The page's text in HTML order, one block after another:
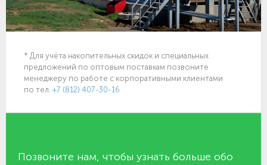
* Для учёта накопительных скидок и специальных
предложений по оптовым поставкам позвоните
менеджеру по работе с корпоративными клиентами
по тел. +7 (812) 407-30-16
Позвоните нам, чтобы узнать больше обо